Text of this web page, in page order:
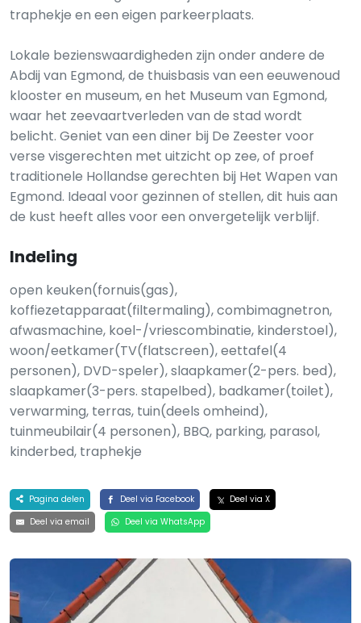
traphekje en een eigen parkeerplaats.
Lokale bezienswaardigheden zijn onder andere de
Abdij van Egmond, de thuisbasis van een eeuwenoud
klooster en museum, en het Museum van Egmond,
waar het zeevaartverleden van de stad wordt
belicht. Geniet van een diner bij De Zeester voor
verse visgerechten met uitzicht op zee, of proef
traditionele Hollandse gerechten bij Het Wapen van
Egmond. Ideaal voor gezinnen of stellen, dit huis aan
de kust heeft alles voor een onvergetelijk verblijf.
Indeling
open keuken(fornuis(gas),
koffiezetapparaat(filtermaling), combimagnetron,
afwasmachine, koel-/vriescombinatie, kinderstoel),
woon/eetkamer(TV(flatscreen), eettafel(4
personen), DVD-speler), slaapkamer(2-pers. bed),
slaapkamer(3-pers. stapelbed), badkamer(toilet),
verwarming, terras, tuin(deels omheind),
tuinmeubilair(4 personen), BBQ, parking, parasol,
kinderbed, traphekje
Pagina delen Deel via Facebook
Deel via X
Deel via email
Deel via WhatsApp